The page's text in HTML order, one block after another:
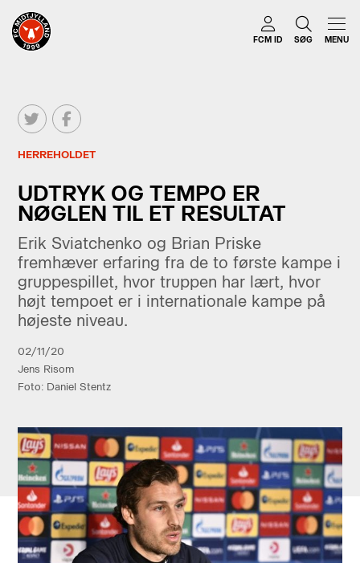
FCM ID SØG MENU
HERREHOLDET
UDTRYK OG TEMPO ER
NØGLEN TIL ET RESULTAT
Erik Sviatchenko og Brian Priske
fremhæver erfaring fra de to første kampe i
gruppespillet, hvor truppen har lært, hvor
højt tempoet er i internationale kampe på
højeste niveau.
02/11/20
Jens Risom
Foto: Daniel Stentz